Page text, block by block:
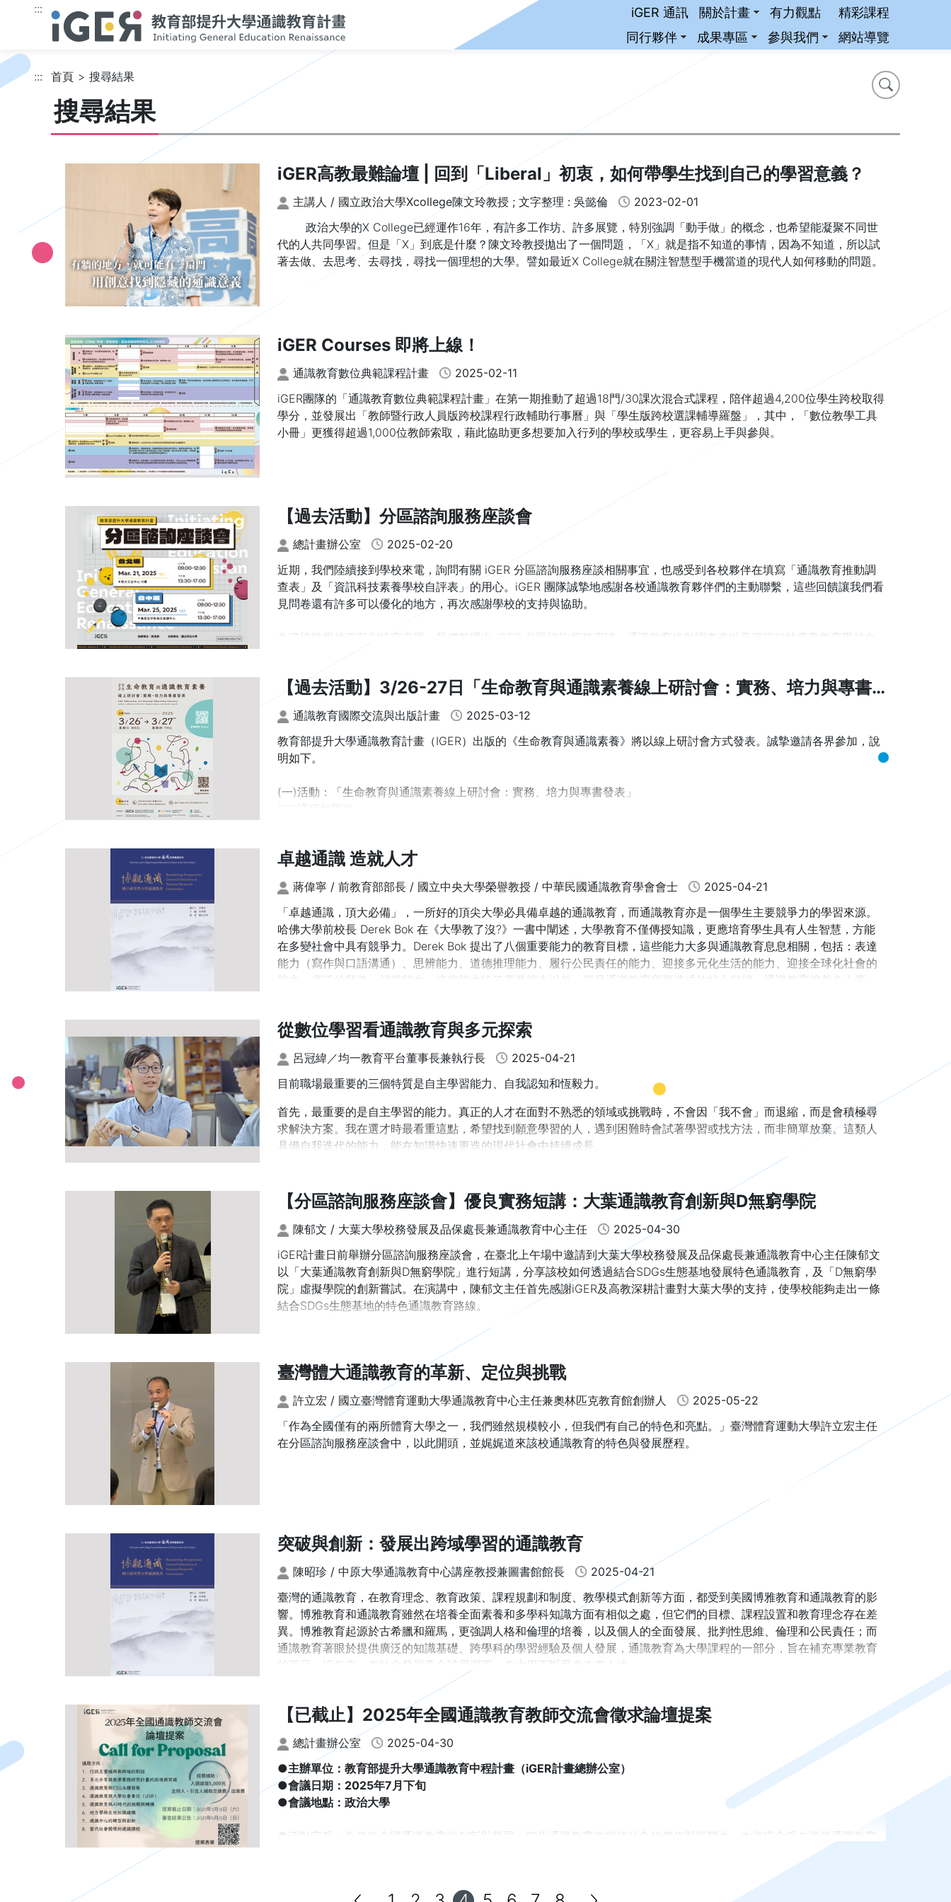
跳到主要內容
::: iGER 通訊 關於計畫 有力觀點
精彩課程
同行夥伴
成果專區 參與我們 網站導覽
::: 首頁
搜尋結果
搜尋
搜尋
搜尋結果
iGER高教最難論壇 | 回到「Liberal」初衷，如何帶學生找到自己的學習意義？
主講人 / 國立政治大學Xcollege陳文玲教授 ; 文字整理 : 吳懿倫
2023-02-01
政治大學的X College已經運作16年，有許多工作坊、許多展覽，特別強調「動手做」的概念，也希望能凝聚不同世
代的人共同學習。但是「X」到底是什麼？陳文玲教授拋出了一個問題，「X」就是指不知道的事情，因為不知道，所以試
著去做、去思考、去尋找，尋找一個理想的大學。譬如最近X College就在關注智慧型手機當道的現代人如何移動的問題。
iGER Courses 即將上線！
通識教育數位典範課程計畫
2025-02-11
iGER團隊的「通識教育數位典範課程計畫」在第一期推動了超過18門/30課次混合式課程，陪伴超過4,200位學生跨校取得
學分，並發展出「教師暨行政人員版跨校課程行政輔助行事曆」與「學生版跨校選課輔導羅盤」，其中，「數位教學工具
小冊」更獲得超過1,000位教師索取，藉此協助更多想要加入行列的學校或學生，更容易上手與參與。
【過去活動】分區諮詢服務座談會
總計畫辦公室
2025-02-20
近期，我們陸續接到學校來電，詢問有關 iGER 分區諮詢服務座談相關事宜，也感受到各校夥伴在填寫「通識教育推動調
查表」及「資訊科技素養學校自評表」的用心。iGER 團隊誠摯地感謝各校通識教育夥伴們的主動聯繫，這些回饋讓我們看
見問卷還有許多可以優化的地方，再次感謝學校的支持與協助。
為了協助學校更順利填寫表單，我們整理出 iGER 分區諮詢服務座談、通識教育推動調查表以及資訊科技素養教育學校自
評表的常見問題（FAQ），連結如下，提供給各校參考。如有任何疑問，歡迎隨時與我們聯繫。
此外，iGER 分區諮詢服務座談填寫及報名的截止日為 114 年 2 月 28 日；若需要更多時間，請隨時讓我們知道。再次感
※ 邀請報名對象：通識教育及資訊科技素養教育之業務主管、授課老師或承辦人員。
※ 報名相關資訊及各校所屬場次詳見下方連結。
【過去活動】3/26-27日「生命教育與通識素養線上研討會：實務、培力與專書
發表」講座暨專書出版發表會
通識教育國際交流與出版計畫
2025-03-12
教育部提升大學通識教育計畫（IGER）出版的《生命教育與通識素養》將以線上研討會方式發表。誠摯邀請各界參加，說
明如下。
(一)活動：「生命教育與通識素養線上研討會：實務、培力與專書發表」
(二)議程如附件。
(四)報名方式：採線上報名，網址：https://forms.gle/pqfiCTLrutxw1Hqo7
※(六)本活動可依照實際參加時數核發研習證明。3月26日下午核發2小時。3月27日上午核發2小時，下午二個時段分別各
核發1.5小時證明。2天全程參加者核發7小時研習證明。
卓越通識 造就人才
蔣偉寧 / 前教育部部長 / 國立中央大學榮譽教授 / 中華民國通識教育學會會士
2025-04-21
「卓越通識，頂大必備」，一所好的頂尖大學必具備卓越的通識教育，而通識教育亦是一個學生主要競爭力的學習來源。
哈佛大學前校長 Derek Bok 在《大學教了沒?》一書中闡述，大學教育不僅傳授知識，更應培育學生具有人生智慧，方能
在多變社會中具有競爭力。Derek Bok 提出了八個重要能力的教育目標，這些能力大多與通識教育息息相關，包括：表達
能力（寫作與口語溝通）、思辨能力、道德推理能力、履行公民責任的能力、迎接多元化生活的能力、迎接全球化社會的
能力、廣泛的興趣、就業能力。這些能力除了專業能力以外，更是通識教育所要達成的核心目標。通識教育培養全人素
《博觀通識:國立研究型大學》一書集結七所國立研究型大學的通識教育經驗分享，包括：國立臺灣大學、國立清華大學、
國立中山大學、國立陽明交通大學、國立中央大學、國立政治大學,以及國立臺灣師範大學。這些大學憑藉其豐富的教育資
源，有效實施通識教育，體現了《大學教了沒?》中的前瞻性觀點。
從數位學習看通識教育與多元探索
呂冠緯／均一教育平台董事長兼執行長
2025-04-21
目前職場最重要的三個特質是自主學習能力、自我認知和恆毅力。
首先，最重要的是自主學習的能力。真正的人才在面對不熟悉的領域或挑戰時，不會因「我不會」而退縮，而是會積極尋
求解決方案。我在選才時最看重這點，希望找到願意學習的人，遇到困難時會試著學習或找方法，而非簡單放棄。這類人
具備自我迭代的能力，能在知識快速更迭的現代社會中持續成長。
其次，深入認識自己至關重要。儘管參考他人經驗有其價值，但若缺乏自我認知，便無法發揮優勢、規避劣勢，甚至難以
理解自身情緒。如同我常跟團隊分享的，人各有不同，雖然可以參考很多人的經驗，但不夠認識自己就無法知道如何發展
長處，避開短處；情緒覺察能力尤其會直接影響工作表現和人際關係，是自我成長不可或缺的一環。
第三項關鍵特質是恆毅力。當面臨困境或挫折時，這類人不僅懂得如何堅持不懈，更能在逆境中找到前進的動力和解決問
題的方法。恆毅力使人能夠克服短期困難，專注於長期目標。在均一平台的發展過程中，我們經常面臨各種挑戰，正是團
隊的恆毅力讓我們能持續克服困難，不斷前進。具備以上三項特質的人，職業生涯不僅更加寬廣，也能持續更長遠。
【分區諮詢服務座談會】優良實務短講：大葉通識教育創新與D無窮學院
陳郁文 / 大葉大學校務發展及品保處長兼通識教育中心主任
2025-04-30
iGER計畫日前舉辦分區諮詢服務座談會，在臺北上午場中邀請到大葉大學校務發展及品保處長兼通識教育中心主任陳郁文
以「大葉通識教育創新與D無窮學院」進行短講，分享該校如何透過結合SDGs生態基地發展特色通識教育，及「D無窮學
院」虛擬學院的創新嘗試。在演講中，陳郁文主任首先感謝iGER及高教深耕計畫對大葉大學的支持，使學校能夠走出一條
結合SDGs生態基地的特色通識教育路線。
臺灣體大通識教育的革新、定位與挑戰
許立宏 / 國立臺灣體育運動大學通識教育中心主任兼奧林匹克教育館創辦人
2025-05-22
「作為全國僅有的兩所體育大學之一，我們雖然規模較小，但我們有自己的特色和亮點。」臺灣體育運動大學許立宏主任
在分區諮詢服務座談會中，以此開頭，並娓娓道來該校通識教育的特色與發展歷程。
突破與創新：發展出跨域學習的通識教育
陳昭珍 / 中原大學通識教育中心講座教授兼圖書館館長
2025-04-21
臺灣的通識教育，在教育理念、教育政策、課程規劃和制度、教學模式創新等方面，都受到美國博雅教育和通識教育的影
響。博雅教育和通識教育雖然在培養全面素養和多學科知識方面有相似之處，但它們的目標、課程設置和教育理念存在差
異。博雅教育起源於古希臘和羅馬，更強調人格和倫理的培養，以及個人的全面發展、批判性思維、倫理和公民責任；而
通識教育著眼於提供廣泛的知識基礎、跨學科的學習經驗及個人發展，通識教育為大學課程的一部分，旨在補充專業教育
的不足。近年來，在社會發展及全球思潮下，各大學不斷思考未來人才
培育之方向，通識教育突破過去的模式，進入另一創新階段，各具風采。從臺大、清大、中山、陽明交通、中央、政大、
臺師大等研究型大學的通識教育來看，「跨域學習」、「自主學習」、「數位素養 / 運算思維 / 人工智慧」為近年來各校
通識教育最主要的發展趨勢，以下簡述各大學通識教育的特色如下：
(一) 國立臺灣大學
2019 年開始，是臺大通識教育的新變期，主要的改革有：
1. 跨領域通識課程：自 2019 年起積極推動跨領域通識課程，由跨文理領域通識課程的開設，引導人文與科技的知識對
話。
3. 英語授課通識課程：為配合雙語教學目標，鼓勵開設英語通識課程，提供 TA 培訓，提升課程品質及數量。
4. 啟動自主學習機制：110 學年度起，開始辦理「領域專長」、111學年度通過「院學士學位暨校學士學位設置準則」、112
學年起學生可以依自身興趣自主提案申請開設通識課程，都為校園自主學習開新風氣。
【已截止】2025年全國通識教育教師交流會徵求論壇提案
總計畫辦公室
2025-04-30
●主辦單位：教育部提升大學通識教育中程計畫（iGER計畫總辦公室）
●會議日期：2025年7月下旬
●會議地點：政治大學
●活動宗旨：為促進全國通識教育的創新與發展，深化通識教育在當代社會的價值與影響力，本交流會旨在提供通識教育
工作者一個共享經驗、交流想法、探討挑戰與因應的平台。我們誠摯邀請全國各大專院校通識教育教師提交論壇提案，共